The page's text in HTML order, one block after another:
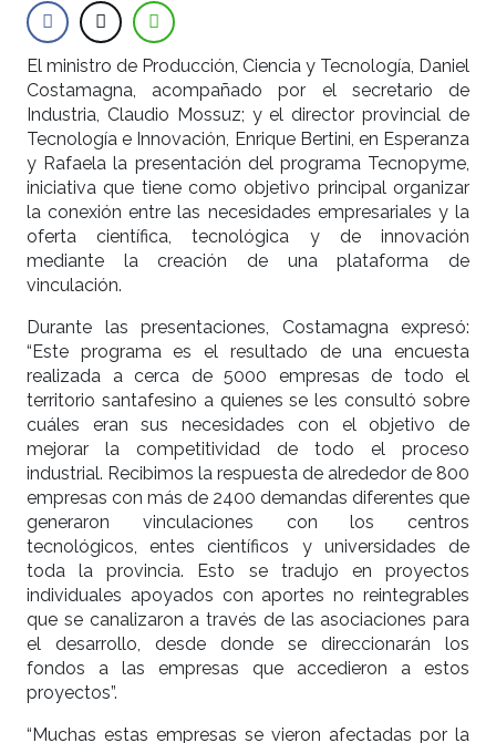
El ministro de Producción, Ciencia y Tecnología, Daniel
Costamagna, acompañado por el secretario de
Industria, Claudio Mossuz; y el director provincial de
Tecnología e Innovación, Enrique Bertini, en Esperanza
y Rafaela la presentación del programa Tecnopyme,
iniciativa que tiene como objetivo principal organizar
la conexión entre las necesidades empresariales y la
oferta científica, tecnológica y de innovación
mediante la creación de una plataforma de
vinculación.
Durante las presentaciones, Costamagna expresó:
“Este programa es el resultado de una encuesta
realizada a cerca de 5000 empresas de todo el
territorio santafesino a quienes se les consultó sobre
cuáles eran sus necesidades con el objetivo de
mejorar la competitividad de todo el proceso
industrial. Recibimos la respuesta de alrededor de 800
empresas con más de 2400 demandas diferentes que
generaron vinculaciones con los centros
tecnológicos, entes científicos y universidades de
toda la provincia. Esto se tradujo en proyectos
individuales apoyados con aportes no reintegrables
que se canalizaron a través de las asociaciones para
el desarrollo, desde donde se direccionarán los
fondos a las empresas que accedieron a estos
proyectos”.
“Muchas estas empresas se vieron afectadas por la